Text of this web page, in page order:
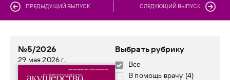
ПРЕДЫДУЩИЙ ВЫПУСК СЛЕДУЮЩИЙ ВЫПУСК
№5/2026
29 мая 2026 г.
Выбрать рубрику
Все
В помощь врачу (4)